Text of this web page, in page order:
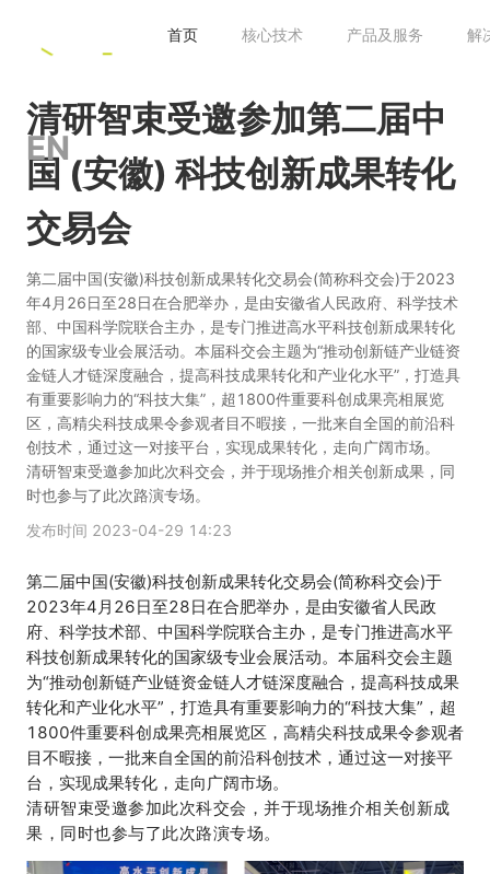
首页 核心技术 产品及服务 解
EN
清研智束受邀参加第二届中
国 (安徽) 科技创新成果转化
交易会
第二届中国(安徽)科技创新成果转化交易会(简称科交会)于2023
年4月26日至28日在合肥举办，是由安徽省人民政府、科学技术
部、中国科学院联合主办，是专门推进高水平科技创新成果转化
的国家级专业会展活动。本届科交会主题为“推动创新链产业链资
金链人才链深度融合，提高科技成果转化和产业化水平”，打造具
有重要影响力的“科技大集”，超1800件重要科创成果亮相展览
区，高精尖科技成果令参观者目不暇接，一批来自全国的前沿科
创技术，通过这一对接平台，实现成果转化，走向广阔市场。
清研智束受邀参加此次科交会，并于现场推介相关创新成果，同
时也参与了此次路演专场。
发布时间 2023-04-29 14:23
第二届中国(安徽)科技创新成果转化交易会(简称科交会)于
2023年4月26日至28日在合肥举办，是由安徽省人民政
府、科学技术部、中国科学院联合主办，是专门推进高水平
科技创新成果转化的国家级专业会展活动。本届科交会主题
为“推动创新链产业链资金链人才链深度融合，提高科技成果
转化和产业化水平”，打造具有重要影响力的“科技大集”，超
1800件重要科创成果亮相展览区，高精尖科技成果令参观者
目不暇接，一批来自全国的前沿科创技术，通过这一对接平
台，实现成果转化，走向广阔市场。
清研智束受邀参加此次科交会，并于现场推介相关创新成
果，同时也参与了此次路演专场。